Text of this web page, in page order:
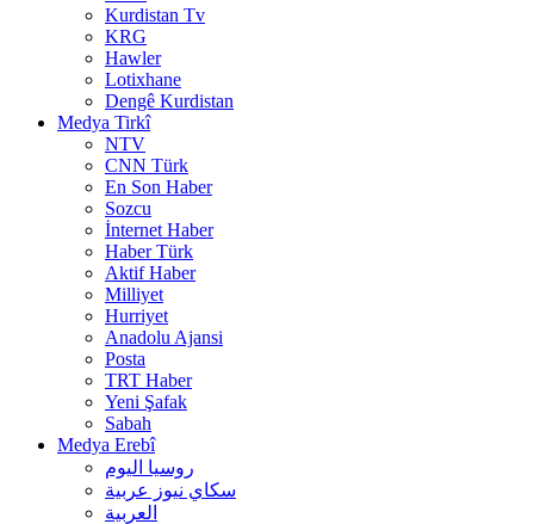
Kurdistan Tv
KRG
Hawler
Lotixhane
Dengê Kurdistan
Medya Tirkî
NTV
CNN Türk
En Son Haber
Sozcu
İnternet Haber
Haber Türk
Aktif Haber
Milliyet
Hurriyet
Anadolu Ajansi
Posta
TRT Haber
Yeni Şafak
Sabah
Medya Erebî
روسیا الیوم
سكاي نيوز عربية
العربية